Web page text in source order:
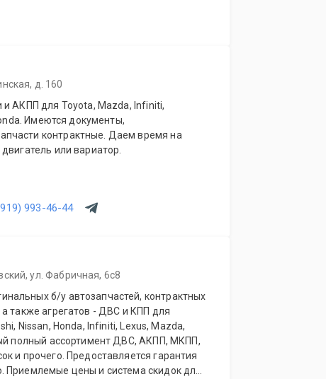
д. 160
и АКПП для Toyota, Mazda, Infiniti,
Имеются документы,
время на
или вариатор.
993-46-44
ул. Фабричная, 6с8
б/у автозапчастей, контрактных
также агрегатов - ДВС и КПП для
Nissan, Honda, Infiniti, Lexus, Mazda,
полный ассортимент ДВС, АКПП, МКПП,
и прочего. Предоставляется гарантия
Приемлемые цены и система скидок для